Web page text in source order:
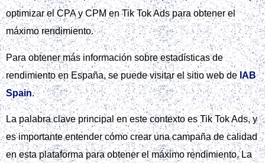
Al trabajar con Tik Tok Ads, es fundamental entender cómo
funcionan las campañas y cómo se pueden optimizar para
obtener los mejores resultados. La estrategia de campaña
debe estar alineada con el presupuesto y el calendario de la
marca, y es importante utilizar Tik Tok Ads de manera
efectiva para alcanzar los objetivos deseados.
En resumen, para crear una campaña de calidad en Tik Tok
Ads, es importante definir objetivos y estrategia de
campaña, utilizar la metodología SMART, y alinear la